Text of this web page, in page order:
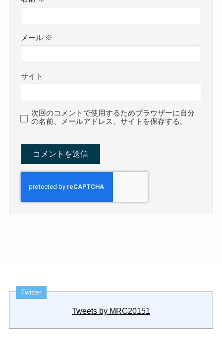
メール ※
サイト
次回のコメントで使用するためブラウザーに自分
の名前、メールアドレス、サイトを保存する。
Twitter
Tweets by MRC20151